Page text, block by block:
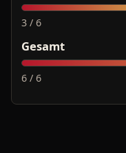
3 / 6
Gesamt
6 / 6